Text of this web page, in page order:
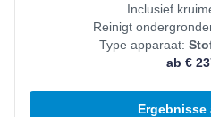
Inclusief
Reinigt
Type apparaat:
ab €
Ergebnisse